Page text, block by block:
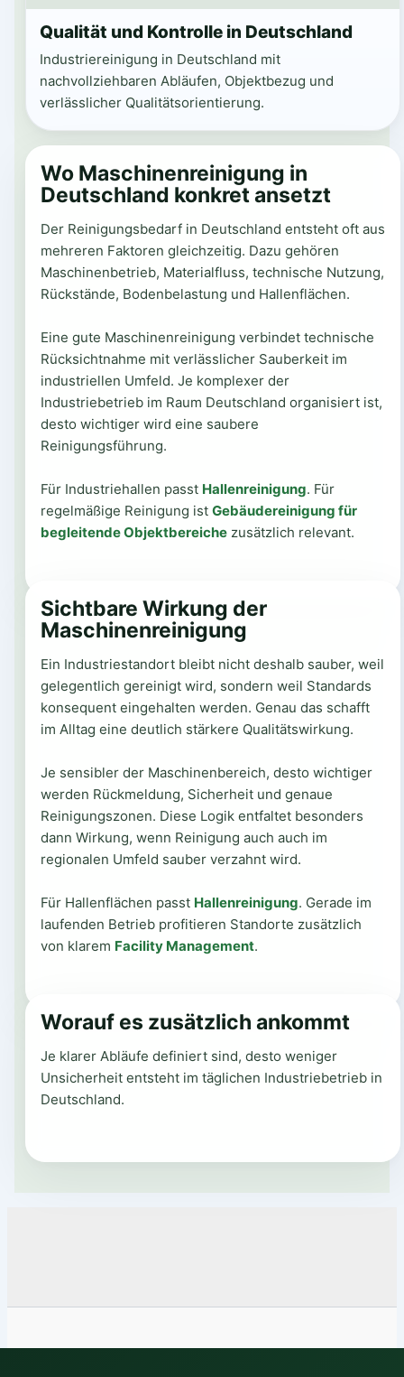
Qualität und Kontrolle in Deutschland
Industriereinigung in Deutschland mit
nachvollziehbaren Abläufen, Objektbezug und
verlässlicher Qualitätsorientierung.
Wo Maschinenreinigung in
Deutschland konkret ansetzt
Der Reinigungsbedarf in Deutschland entsteht oft aus
mehreren Faktoren gleichzeitig. Dazu gehören
Maschinenbetrieb, Materialfluss, technische Nutzung,
Rückstände, Bodenbelastung und Hallenflächen.
Eine gute Maschinenreinigung verbindet technische
Rücksichtnahme mit verlässlicher Sauberkeit im
industriellen Umfeld. Je komplexer der
Industriebetrieb im Raum Deutschland organisiert ist,
desto wichtiger wird eine saubere
Reinigungsführung.
Für Industriehallen passt Hallenreinigung. Für
regelmäßige Reinigung ist Gebäudereinigung für
begleitende Objektbereichezusätzlich relevant.
Sichtbare Wirkung der
Maschinenreinigung
Ein Industriestandort bleibt nicht deshalb sauber, weil
gelegentlich gereinigt wird, sondern weil Standards
konsequent eingehalten werden. Genau das schafft
im Alltag eine deutlich stärkere Qualitätswirkung.
Je sensibler der Maschinenbereich, desto wichtiger
werden Rückmeldung, Sicherheit und genaue
Reinigungszonen. Diese Logik entfaltet besonders
dann Wirkung, wenn Reinigung auch auch im
regionalen Umfeld sauber verzahnt wird.
Für Hallenflächen passt Hallenreinigung. Gerade im
laufenden Betrieb profitieren Standorte zusätzlich
von klarem Facility Management.
Worauf es zusätzlich ankommt
Je klarer Abläufe definiert sind, desto weniger
Unsicherheit entsteht im täglichen Industriebetrieb in
Deutschland.